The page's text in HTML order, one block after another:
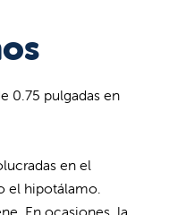
0.75 pulgadas en
en el
el hipotálamo.